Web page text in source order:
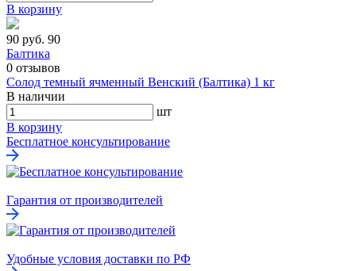
В корзину
90 руб. 90
Балтика
0 отзывов
Солод темный ячменный Венский (Балтика) 1 кг
В наличии
шт
В корзину
Бесплатное консультирование
Гарантия от производителей
Удобные условия доставки по РФ